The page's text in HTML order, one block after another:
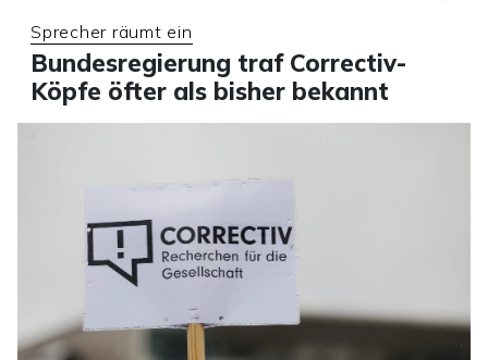
Sprecher räumt ein
Bundesregierung traf Correctiv-
Köpfe öfter als bisher bekannt